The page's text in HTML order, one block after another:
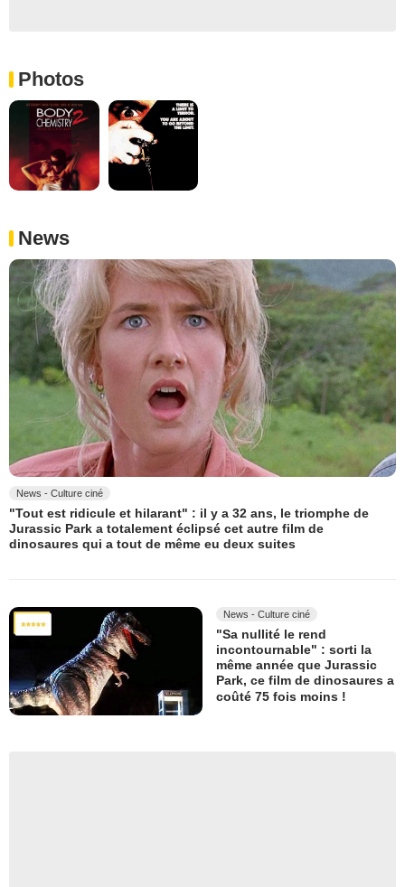
Photos
News
News - Culture ciné
"Tout est ridicule et hilarant" : il y a 32 ans, le triomphe de
Jurassic Park a totalement éclipsé cet autre film de
dinosaures qui a tout de même eu deux suites
News - Culture ciné
"Sa nullité le rend
incontournable" : sorti la
même année que Jurassic
Park, ce film de dinosaures a
coûté 75 fois moins !